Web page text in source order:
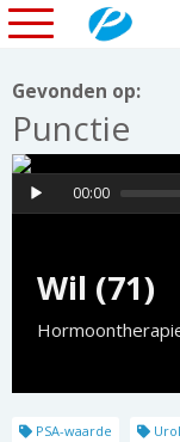
Gevonden op:
Punctie
Wil (71)
00:00
PSA-waarde